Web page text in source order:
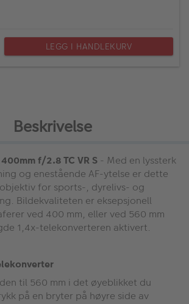
LEGG I HANDLEKURV
Beskrivelse
f/2.8 TC VR S - Med en lyssterk
og enestående AF-ytelse er dette
for sports-, dyrelivs- og
Bildekvaliteten er eksepsjonell
ved 400 mm, eller ved 560 mm
1,4x-telekonverteren aktivert.
til 560 mm i det øyeblikket du
på en bryter på høyre side av